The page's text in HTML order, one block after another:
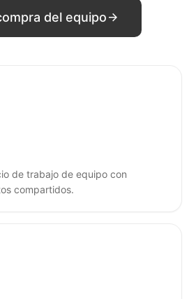
del equipo
de trabajo de equipo con
compartidos.